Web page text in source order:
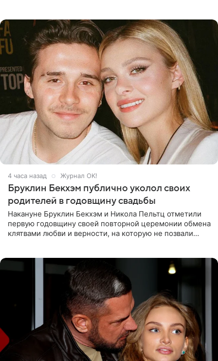
4 часа назад Журнал OK!
Бруклин Бекхэм публично уколол своих
родителей в годовщину свадьбы
Накануне Бруклин Бекхэм и Никола Пельтц отметили
первую годовщину своей повторной церемонии обмена
клятвами любви и верности, на которую не позвали